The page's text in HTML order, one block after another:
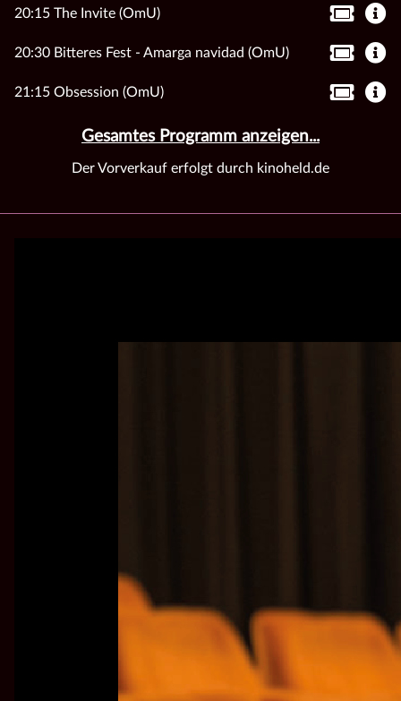
20:15 The Invite (OmU)
20:30 Bitteres Fest - Amarga navidad (OmU)
21:15 Obsession (OmU)
Gesamtes Programm anzeigen...
Der Vorverkauf erfolgt durch kinoheld.de